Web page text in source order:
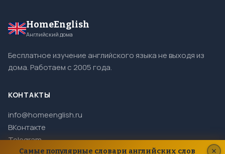
HomeEnglish
Английский дома
Бесплатное изучение английского языка не выходя из
дома. Работаем с 2005 года.
КОНТАКТЫ
info@homeenglish.ru
ВКонтакте
Telegram
Самые популярные словари английских слов